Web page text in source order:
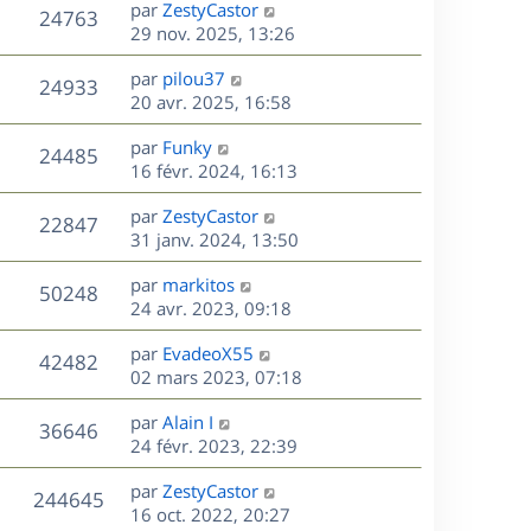
e
s
n
i
e
r
m
e
s
s
a
g
e
24763V
u
e
D
e
r
n
i
e
r
m
e
s
s
a
g
e
par ZestyCastor
29 nov. 2025, 13:26
24933V
u
s
D
e
r
n
i
e
r
m
e
s
s
a
g
e
par pilou37
20 avr. 2025, 16:58
24485V
u
s
D
e
r
n
i
e
r
m
e
s
s
a
g
e
par Funky
16 févr. 2024, 16:13
22847V
u
e
s
D
e
r
n
i
e
r
m
e
s
s
a
g
e
par ZestyCastor
31 janv. 2024, 13:50
50248V
u
e
D
e
r
n
i
e
r
m
e
s
s
par markitos
24 avr. 2023, 09:18
42482V
u
e
s
D
e
r
n
i
e
r
m
par EvadeoX55
02 mars 2023, 07:18
36646V
u
e
D
e
r
n
i
par Alain I
24 févr. 2023, 22:39
244645V
D
e
par ZestyCastor
16 oct. 2022, 20:27